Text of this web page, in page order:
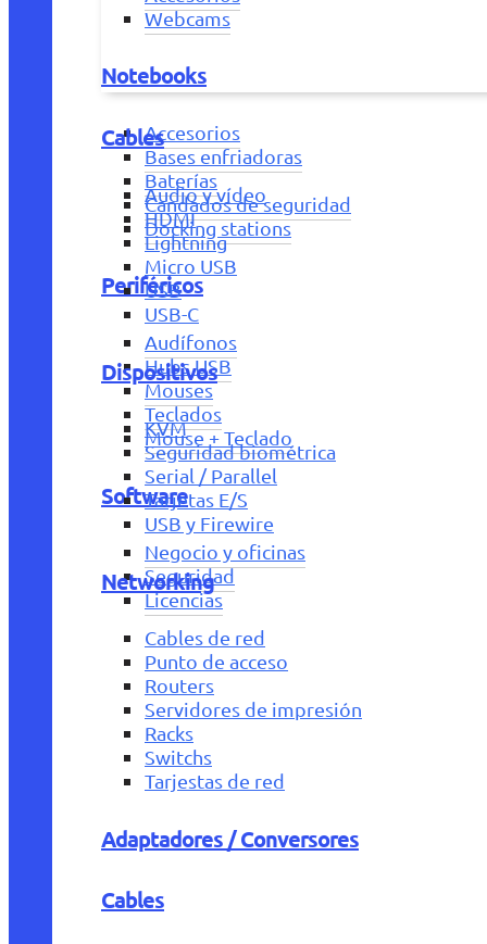
Webcams
Notebooks
Accesorios
Bases enfriadoras
Baterías
Candados de seguridad
Docking stations
Periféricos
Audífonos
Hubs USB
Mouses
Teclados
Mouse + Teclado
Software
Negocio y oficinas
Seguridad
Licencias
Cables
Audio y vídeo
HDMI
Lightning
Micro USB
USB
USB-C
Dispositivos
KVM
Seguridad biométrica
Serial / Parallel
Tarjetas E/S
USB y Firewire
Networking
Cables de red
Punto de acceso
Routers
Servidores de impresión
Racks
Switchs
Tarjestas de red
Adaptadores / Conversores
Cables